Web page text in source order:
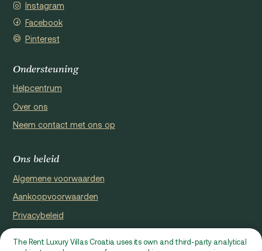
Instagram
Facebook
Pinterest
Ondersteuning
Helpcentrum
Over ons
Neem contact met ons op
Ons beleid
Algemene voorwaarden
Aankoopvoorwaarden
Privacybeleid
The Rent Luxury Villas Croatia uses its own and third-party analytical